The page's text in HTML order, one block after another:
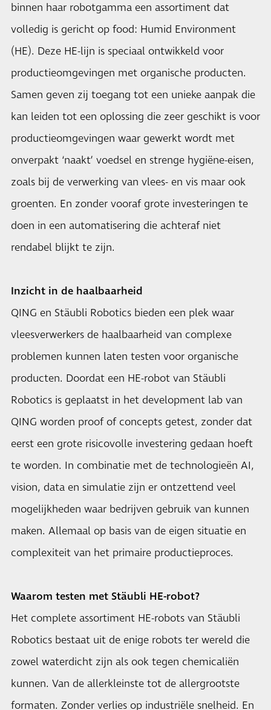
binnen haar robotgamma een assortiment dat
volledig is gericht op food: Humid Environment
(HE). Deze HE-lijn is speciaal ontwikkeld voor
productieomgevingen met organische producten.
Samen geven zij toegang tot een unieke aanpak die
kan leiden tot een oplossing die zeer geschikt is voor
productieomgevingen waar gewerkt wordt met
onverpakt ‘naakt’ voedsel en strenge hygiëne-eisen,
zoals bij de verwerking van vlees- en vis maar ook
groenten. En zonder vooraf grote investeringen te
doen in een automatisering die achteraf niet
rendabel blijkt te zijn.
Inzicht in de haalbaarheid
QING en Stäubli Robotics bieden een plek waar
vleesverwerkers de haalbaarheid van complexe
problemen kunnen laten testen voor organische
producten. Doordat een HE-robot van Stäubli
Robotics is geplaatst in het development lab van
QING worden proof of concepts getest, zonder dat
eerst een grote risicovolle investering gedaan hoeft
te worden. In combinatie met de technologieën AI,
vision, data en simulatie zijn er ontzettend veel
mogelijkheden waar bedrijven gebruik van kunnen
maken. Allemaal op basis van de eigen situatie en
complexiteit van het primaire productieproces.
Waarom testen met Stäubli HE-robot?
Het complete assortiment HE-robots van Stäubli
Robotics bestaat uit de enige robots ter wereld die
zowel waterdicht zijn als ook tegen chemicaliën
kunnen. Van de allerkleinste tot de allergrootste
formaten. Zonder verlies op industriële snelheid. En